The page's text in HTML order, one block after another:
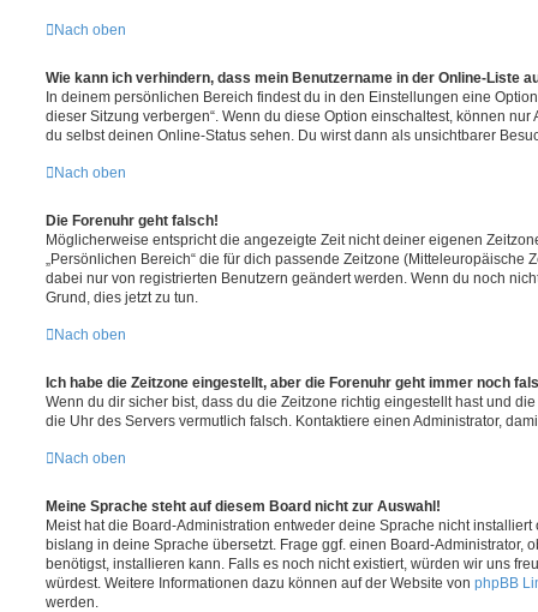
Nach oben
Wie kann ich verhindern, dass mein Benutzername in der Online-Liste
In deinem persönlichen Bereich findest du in den Einstellungen eine
dieser Sitzung verbergen“. Wenn du diese Option einschaltest, können
du selbst deinen Online-Status sehen. Du wirst dann als unsichtbarer
Nach oben
Die Forenuhr geht falsch!
Möglicherweise entspricht die angezeigte Zeit nicht deiner eigenen
„Persönlichen Bereich“ die für dich passende Zeitzone (Mitteleuropäische
dabei nur von registrierten Benutzern geändert werden. Wenn du noch
Grund, dies jetzt zu tun.
Nach oben
Ich habe die Zeitzone eingestellt, aber die Forenuhr geht immer noch
Wenn du dir sicher bist, dass du die Zeitzone richtig eingestellt hast und
die Uhr des Servers vermutlich falsch. Kontaktiere einen Administrator,
Nach oben
Meine Sprache steht auf diesem Board nicht zur Auswahl!
Meist hat die Board-Administration entweder deine Sprache nicht
bislang in deine Sprache übersetzt. Frage ggf. einen Board-Administrator,
benötigst, installieren kann. Falls es noch nicht existiert, würden wir uns
würdest. Weitere Informationen dazu können auf der Website von phpBB
werden.